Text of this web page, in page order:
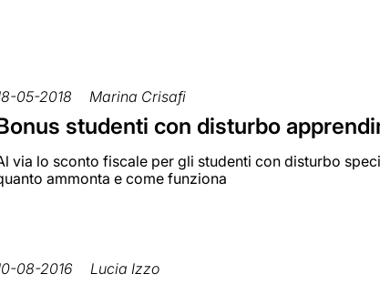
05-2018 Marina Crisafi
studenti con disturbo
via lo sconto fiscale per gli studenti con disturbo
ammonta e come funziona
08-2016 Lucia Izzo